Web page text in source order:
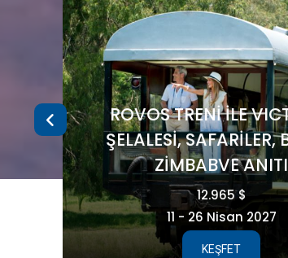
FAROE ADALARI
5.990 €
15 - 21 Ağustos 2026
KEŞFET